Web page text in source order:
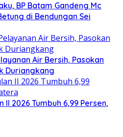
BP Batam Gandeng Mc
di Bendungan Sei
Air Bersih, Pasokan
Duriangkang
2026 Tumbuh 6,99 Persen,